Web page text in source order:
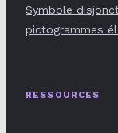
Symbole
pictogrammes
RESSOURCES